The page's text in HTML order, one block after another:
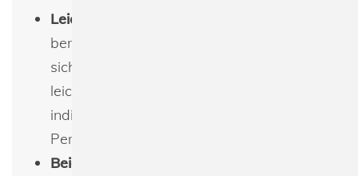
Leicht umzuetikettieren
benutzerfreundlichen Gestaltung lässt
sich der
leicht umetikettieren, was ihn ideal für
individuelle oder geschäftliche
Personalisierungen macht.
Beidseitige Veredelungsmöglichkeiten